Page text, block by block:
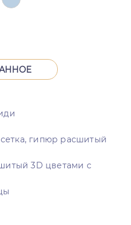
сетка, гипюр расшитый
3D цветами c